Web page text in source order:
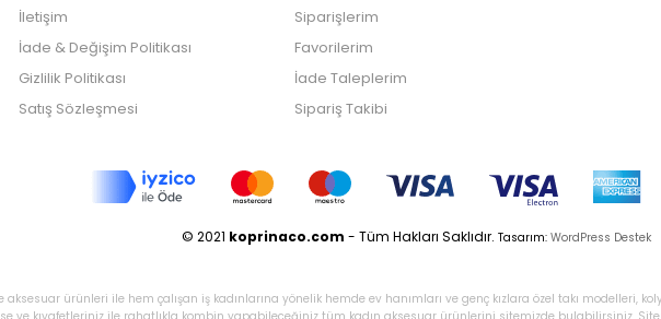
İletişim
İade & Değişim Politikası
Gizlilik Politikası
Satış Sözleşmesi
Siparişlerim
Favorilerim
İade Taleplerim
Sipariş Takibi
© 2021 koprinaco.com - Tüm Hakları Saklıdır. Tasarım: WordPress Destek
aksesuar ürünleri ile hem çalışan iş kadınlarına yönelik hemde ev hanımları ve genç kızlara özel takı modelleri,